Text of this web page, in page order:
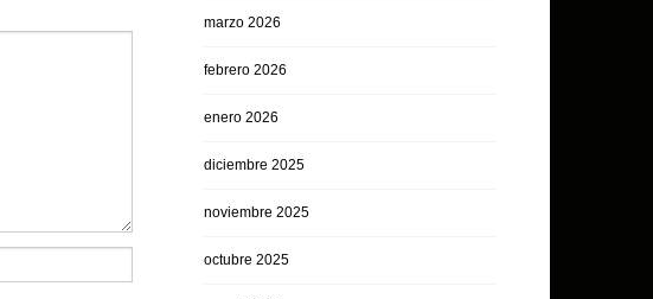
marzo 2026
febrero 2026
enero 2026
diciembre 2025
noviembre 2025
octubre 2025